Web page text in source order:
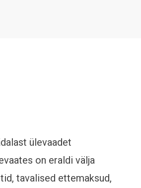
ülevaadet
on eraldi välja
tavalised ettemaksud,